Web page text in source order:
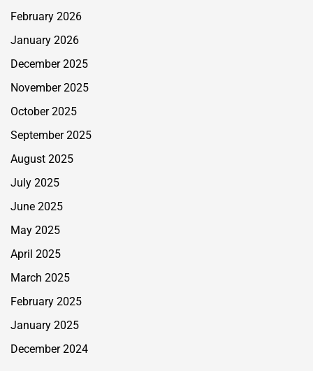
February 2026
January 2026
December 2025
November 2025
October 2025
September 2025
August 2025
July 2025
June 2025
May 2025
April 2025
March 2025
February 2025
January 2025
December 2024